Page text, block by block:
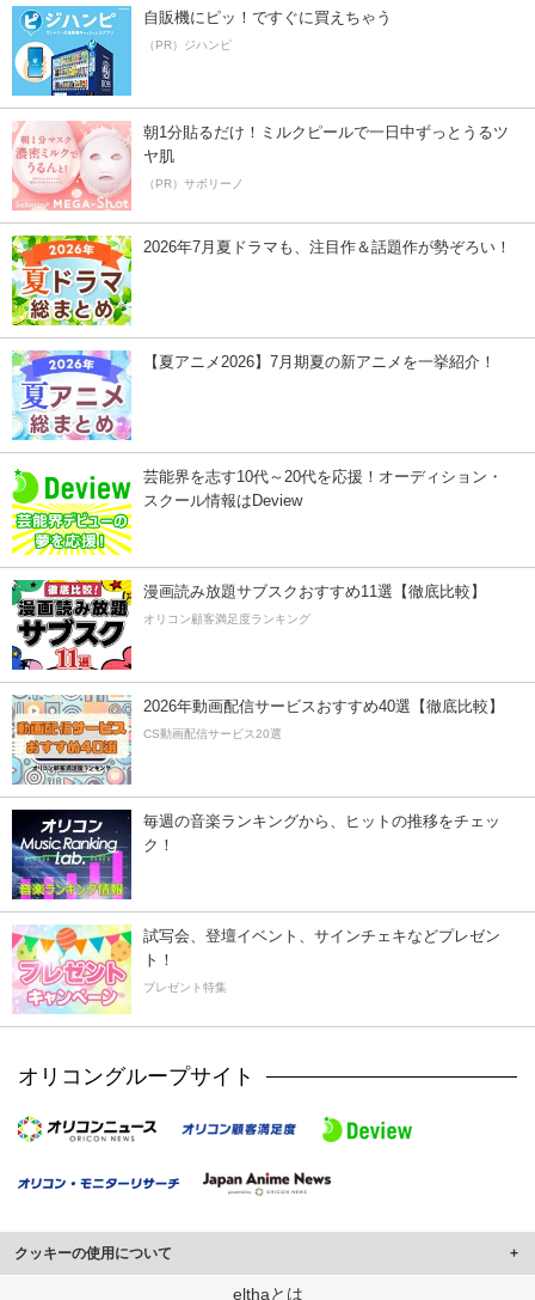
自販機にピッ！ですぐに買えちゃう
（PR）ジハンピ
朝1分貼るだけ！ミルクピールで一日中ずっとうるツ
ヤ肌
（PR）サボリーノ
2026年7月夏ドラマも、注目作＆話題作が勢ぞろい！
【夏アニメ2026】7月期夏の新アニメを一挙紹介！
芸能界を志す10代～20代を応援！オーディション・
スクール情報はDeview
漫画読み放題サブスクおすすめ11選【徹底比較】
オリコン顧客満足度ランキング
2026年動画配信サービスおすすめ40選【徹底比較】
CS動画配信サービス20選
毎週の音楽ランキングから、ヒットの推移をチェッ
ク！
試写会、登壇イベント、サインチェキなどプレゼン
ト！
プレゼント特集
オリコングループサイト
クッキーの使用について
このサイトでは Cookie を使用して、ユーザーに合わせたコンテンツや広告の
elthaとは